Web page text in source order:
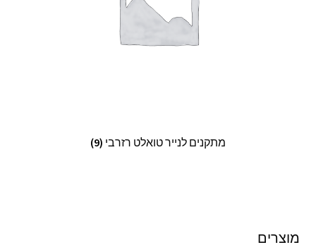
מתקנים לנייר טואלט רזרבי (9)
מוצרים